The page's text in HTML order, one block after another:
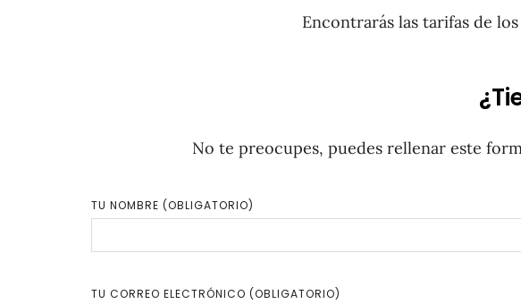
Encontrarás las tarifas de
No te preocupes, puedes rellenar este
TU NOMBRE (OBLIGATORIO)
TU CORREO ELECTRÓNICO (OBLIGATORIO)